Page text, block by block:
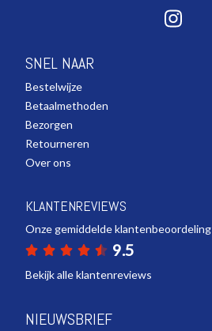
SNEL NAAR
Bestelwijze
Betaalmethoden
Bezorgen
Retourneren
Over ons
KLANTENREVIEWS
Onze gemiddelde klantenbeoordeling
9.5
Bekijk alle klantenreviews
NIEUWSBRIEF